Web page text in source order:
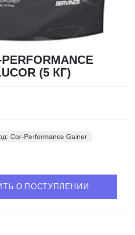
(5 КГ)
Cor-Performance Gainer
О ПОСТУПЛЕНИИ